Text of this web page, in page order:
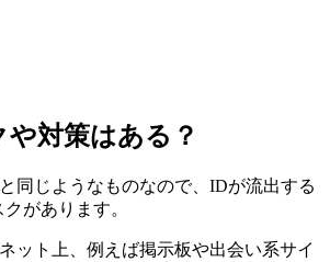
対策はある？
同じようなものなので、IDが流出する
があります。
ット上、例えば掲示板や出会い系サイ